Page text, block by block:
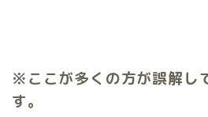
※ここが多くの方が誤解し
す。